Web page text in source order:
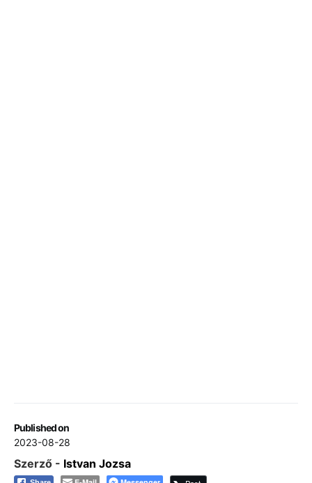
Published on
2023-08-28
Szerző - Istvan Jozsa